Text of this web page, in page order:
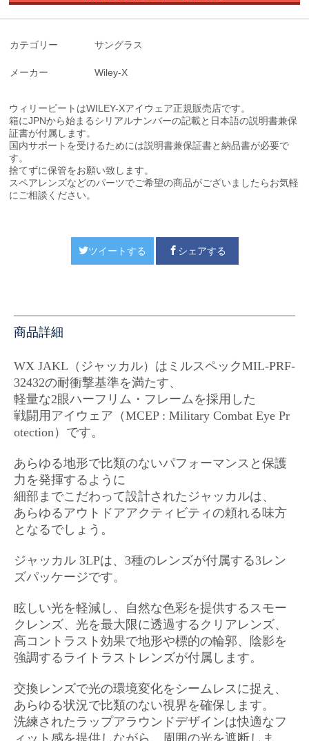
カテゴリー サングラス
メーカー Wiley-X
ウィリーピートはWILEY-Xアイウェア正規販売店です。
箱にJPNから始まるシリアルナンバーの記載と日本語の説明書兼保
証書が付属します。
国内サポートを受けるためには説明書兼保証書と納品書が必要で
す。
捨てずに保管をお願い致します。
スペアレンズなどのパーツでご希望の商品がございましたらお気軽
にご相談ください。
ツイートする シェアする
商品詳細
WX JAKL（ジャッカル）はミルスペックMIL-PRF-
32432の耐衝撃基準を満たす、
軽量な2眼ハーフリム・フレームを採用した
戦闘用アイウェア（MCEP : Military Combat Eye Pr
otection）です。
あらゆる地形で比類のないパフォーマンスと保護
力を発揮するように
細部までこだわって設計されたジャッカルは、
あらゆるアウトドアアクティビティの頼れる味方
となるでしょう。
ジャッカル 3LPは、3種のレンズが付属する3レン
ズパッケージです。
眩しい光を軽減し、自然な色彩を提供するスモー
クレンズ、 光を最大限に透過するクリアレンズ、
高コントラスト効果で地形や標的の輪郭、陰影を
強調するライトラストレンズが付属します。
交換レンズで光の環境変化をシームレスに捉え、
あらゆる状況で比類のない視界を確保します。
洗練されたラップアラウンドデザインは快適なフ
ィット感を提供しながら、周囲の光を遮断しま